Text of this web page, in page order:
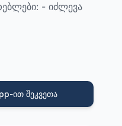
- იძლევა
ით შეკვეთა